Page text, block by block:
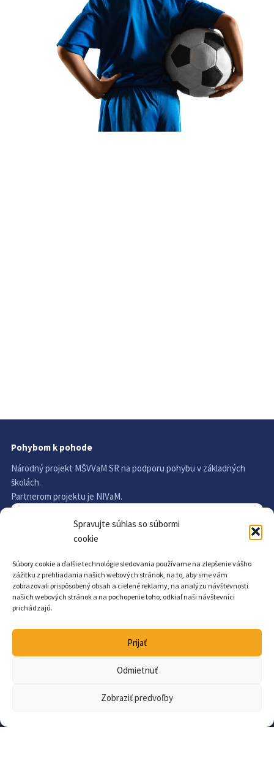
Spravujte súhlas so súbormi
cookie
Súbory cookie a ďalšie technológie sledovania používame na zlepšenie vášho
zážitku z prehliadania našich webových stránok, na to, aby sme vám
zobrazovali prispôsobený obsah a cielené reklamy, na analýzu návštevnosti
našich webových stránok a na pochopenie toho, odkiaľ naši návštevníci
prichádzajú.
Prijať
Odmietnuť
Zobraziť predvoľby
Pohybom k pohode
Národný projekt MŠVVaM SR na podporu pohybu v základných
školách.
Partnerom projektu je NIVaM.
O projekte
Pre školy
Koncept Aktívna škola
Materiály na stiahnutie
FAQ